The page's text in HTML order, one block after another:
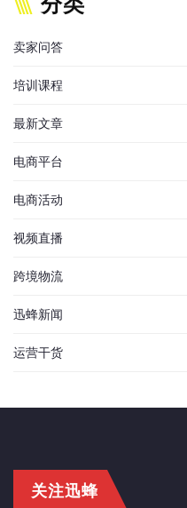
卖家问答
培训课程
最新文章
电商平台
电商活动
视频直播
跨境物流
迅蜂新闻
运营干货
关注迅蜂